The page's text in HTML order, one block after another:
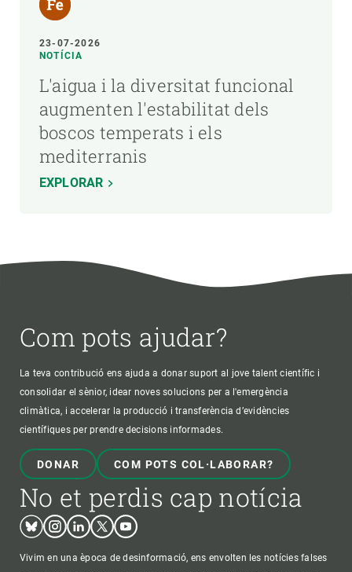
23-07-2026
NOTÍCIA
L'aigua i la diversitat funcional
augmenten l'estabilitat dels
boscos temperats i els
mediterranis
EXPLORAR
Com pots ajudar?
La teva contribució ens ajuda a donar suport al jove talent científic i
consolidar el sènior, idear noves solucions per a l'emergència
climàtica, i accelerar la producció i transferència d’evidències
científiques per prendre decisions informades.
DONAR COM POTS COL·LABORAR?
No et perdis cap notícia
BlueskyInstagram
LinkedinTwitterYoutube
Vivim en una època de desinformació, ens envolten les notícies falses